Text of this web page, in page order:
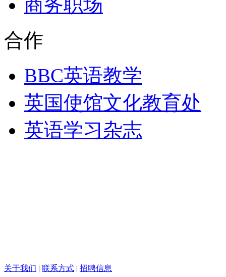
商务职场
合作
BBC英语教学
英国使馆文化教育处
英语学习杂志
关于我们 | 联系方式 | 招聘信息